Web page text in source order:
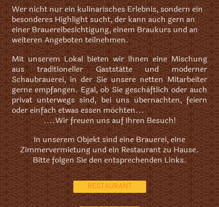
Wer nicht nur ein kulinarisches Erlebnis, sondern ein
besonderes Highlight sucht, der kann auch gern an
einer Brauereibesichtigung, einem Braukurs und an
weiteren Angeboten teilnehmen.
Mit unserem Lokal bieten wir Ihnen eine Mischung
aus traditioneller Gaststätte und moderner
Schaubrauerei, in der Sie unsere netten Mitarbeiter
gerne empfangen. Egal, ob Sie geschäftlich oder auch
privat unterwegs sind, bei uns übernachten, feiern
oder einfach etwas essen möchten...
....Wir freuen uns auf Ihren Besuch!
In unserem Objekt sind eine Brauerei, eine
Zimmervermietung und ein Restaurant zu Hause.
Bitte folgen Sie den entsprechenden Links.
RESTAURANT